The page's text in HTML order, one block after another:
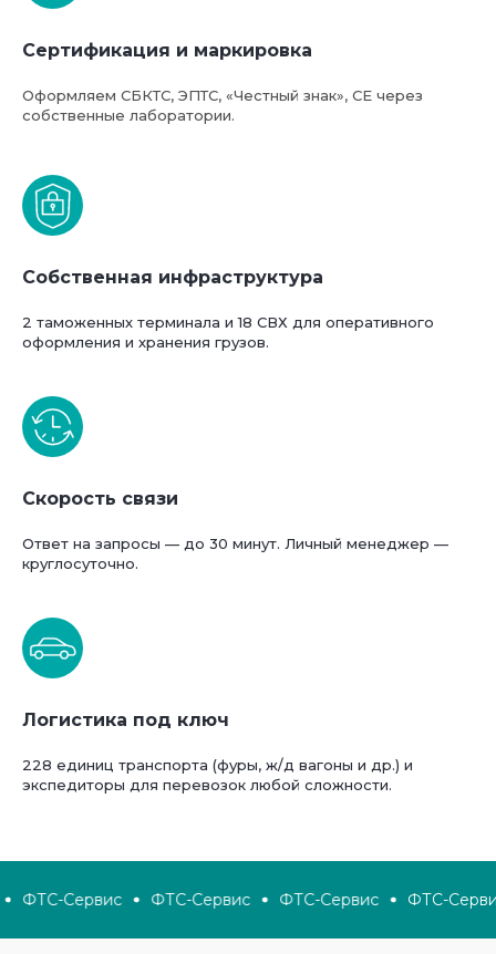
Сертификация и маркировка
Оформляем СБКТС, ЭПТС, «Честный знак», СЕ через
собственные лаборатории.
Собственная инфраструктура
2 таможенных терминала и 18 СВХ для оперативного
оформления и хранения грузов.
Скорость связи
Ответ на запросы — до 30 минут. Личный менеджер —
круглосуточно.
Логистика под ключ
228 единиц транспорта (фуры, ж/д вагоны и др.) и
экспедиторы для перевозок любой сложности.
ФТС-Сервис ФТС-Сервис ФТС-Сервис ФТС-Сервис